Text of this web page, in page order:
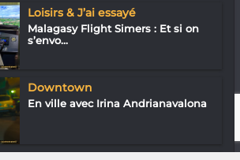
Loisirs & J’ai essayé
Malagasy Flight Simers : Et si on
s’envo...
Downtown
En ville avec Irina Andrianavalona